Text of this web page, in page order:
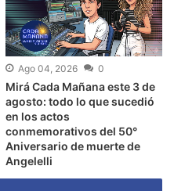
Ago 04, 2026 0
Mirá Cada Mañana este 3 de
agosto: todo lo que sucedió
en los actos
conmemorativos del 50°
Aniversario de muerte de
Angelelli